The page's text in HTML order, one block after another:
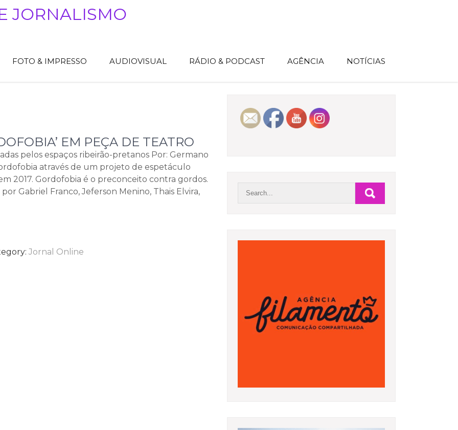
JORNALISMO
FOTO & IMPRESSO AUDIOVISUAL RÁDIO & PODCAST AGÊNCIA NOTÍCIAS
EM PEÇA DE TEATRO
pelos espaços ribeirão-pretanos Por: Germano
através de um projeto de espetáculo
2017. Gordofobia é o preconceito contra gordos.
Gabriel Franco, Jeferson Menino, Thais Elvira,
Jornal Online